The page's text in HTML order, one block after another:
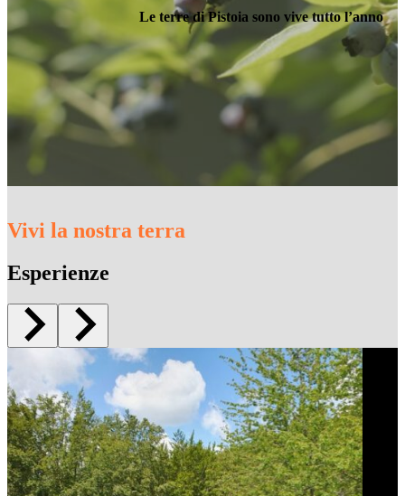
Le terre di Pistoia sono vive tutto l’anno
Vivi la nostra terra
Esperienze